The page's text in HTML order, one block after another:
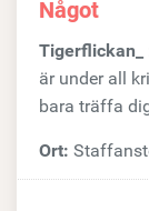
Något
Tigerflickan_
är under all
bara träffa
Ort: